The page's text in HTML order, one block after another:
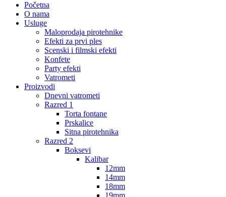
Početna
O nama
Usluge
Maloprodaja pirotehnike
Efekti za prvi ples
Scenski i filmski efekti
Konfete
Party efekti
Vatrometi
Proizvodi
Dnevni vatrometi
Razred 1
Torta fontane
Prskalice
Sitna pirotehnika
Razred 2
Boksevi
Kalibar
12mm
14mm
18mm